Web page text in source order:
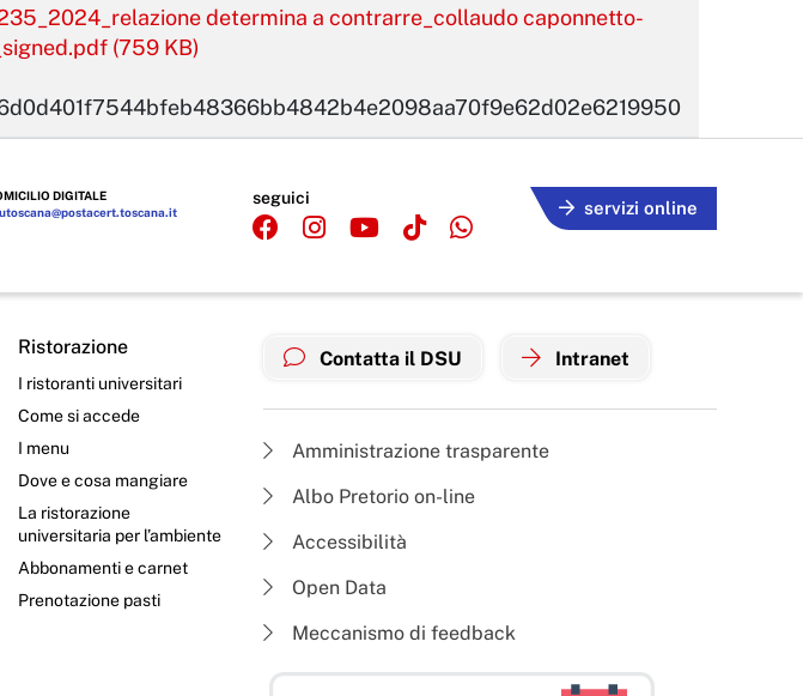
determina a contrarre_collaudo caponnetto-
(759 KB)
DIGITALE
seguici
servizi online
Ristorazione
I ristoranti universitari
Come si accede
I menu
Dove e cosa mangiare
La ristorazione
universitaria per l’ambiente
Abbonamenti e carnet
Prenotazione pasti
Contatta il DSU Intranet
Amministrazione trasparente
Albo Pretorio on-line
Accessibilità
Open Data
Meccanismo di feedback